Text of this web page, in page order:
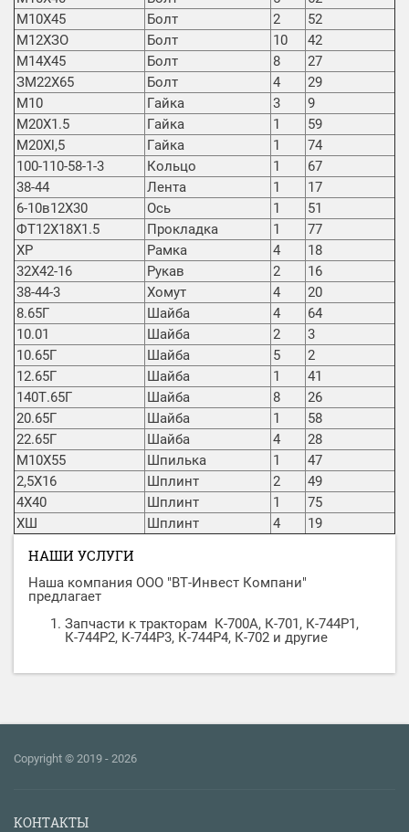
М10Х45
Болт 2
52
М12ХЗО
Болт 10
42
М14Х45
Болт 8
27
ЗМ22Х65
Болт 4
29
М10
Гайка 3
9
М20Х1.5
Гайка 1
59
M20Xl,5
Гайка 1
74
100-110-58-1-3
Кольцо 1
67
38-44
Лента 1
17
6-10в12Х30
Ось 1
51
ФТ12Х18Х1.5
Прокладка 1
77
ХР
Рамка 4
18
32Х42-16
Рукав 2
16
38-44-3
Хомут 4
20
8.65Г
Шайба 4
64
10.01
Шайба 2
3
10.65Г
Шайба 5
2
12.65Г
Шайба 1
41
140Т.65Г
Шайба 8
26
20.65Г
Шайба 1
58
22.65Г
Шайба 4
28
М10Х55
Шпилька 1
47
2,5Х16
Шплинт 2
49
4Х40
Шплинт 1
75
ХШ
Шплинт 4 19
НАШИ УСЛУГИ
Наша компания ООО "ВТ-Инвест Компани"
предлагает
Запчасти к тракторам К-700А, К-701, К-744Р1,
К-744Р2, К-744Р3, К-744Р4, К-702 и другие
Copyright © 2019 - 2026
КОНТАКТЫ